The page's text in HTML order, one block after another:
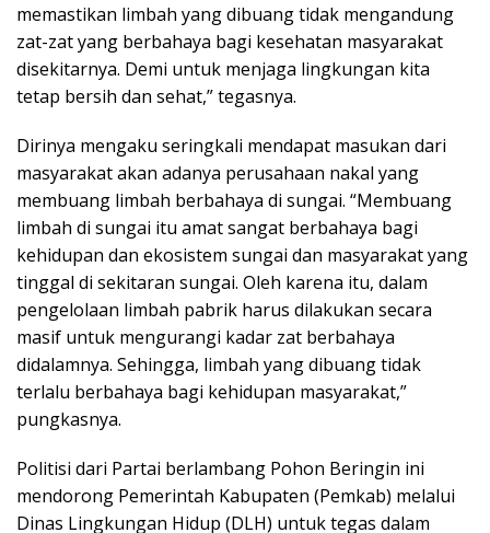
memastikan limbah yang dibuang tidak mengandung
zat-zat yang berbahaya bagi kesehatan masyarakat
disekitarnya. Demi untuk menjaga lingkungan kita
tetap bersih dan sehat,” tegasnya.
Dirinya mengaku seringkali mendapat masukan dari
masyarakat akan adanya perusahaan nakal yang
membuang limbah berbahaya di sungai. “Membuang
limbah di sungai itu amat sangat berbahaya bagi
kehidupan dan ekosistem sungai dan masyarakat yang
tinggal di sekitaran sungai. Oleh karena itu, dalam
pengelolaan limbah pabrik harus dilakukan secara
masif untuk mengurangi kadar zat berbahaya
didalamnya. Sehingga, limbah yang dibuang tidak
terlalu berbahaya bagi kehidupan masyarakat,”
pungkasnya.
Politisi dari Partai berlambang Pohon Beringin ini
mendorong Pemerintah Kabupaten (Pemkab) melalui
Dinas Lingkungan Hidup (DLH) untuk tegas dalam